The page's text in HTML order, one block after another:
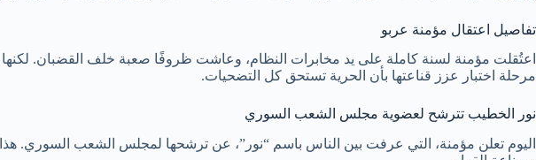
تفاصيل اعتقال مؤمنة عربو
اعتُقلت مؤمنة لسنة كاملة على يد مخابرات النظام، وعاشت ظروفًا صعبة خلف القضبان.
مرحلة اختبار عزز قناعتها بأن الحرية تستحق كل التضحيات.
نور الخطيب تترشح لعضوية مجلس الشعب السوري
اليوم تعلن مؤمنة، التي عرفت بين الناس باسم “نور”، عن ترشحها لمجلس الشعب السوري. هذا